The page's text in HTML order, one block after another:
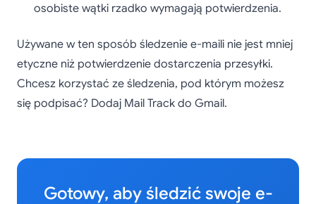
osobiste wątki rzadko wymagają potwierdzenia.
Używane w ten sposób śledzenie e-maili nie jest mniej
etyczne niż potwierdzenie dostarczenia przesyłki.
Chcesz korzystać ze śledzenia, pod którym możesz
się podpisać? Dodaj Mail Track do Gmail.
Gotowy, aby śledzić swoje e-